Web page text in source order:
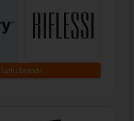
Tutti i brands